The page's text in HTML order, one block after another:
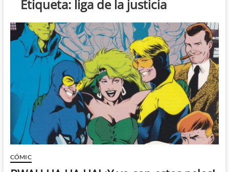
Etiqueta: liga de la justicia
CÓMIC